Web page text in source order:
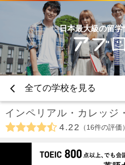
日本最大級の留学
全ての学校を見る
インペリアル・カレッジ
4.22 16件の評価